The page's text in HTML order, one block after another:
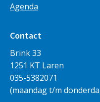
Agenda
Contact
Brink 33
1251 KT Laren
035-5382071
(maandag t/m